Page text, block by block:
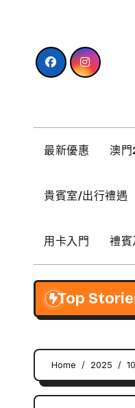
最新優惠 澳
貴賓室/出行禮遇
用卡入門 禮賓
Top
【BCM】環
Home 2025